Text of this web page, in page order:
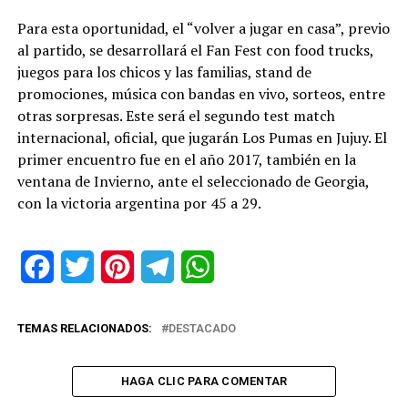
Para esta oportunidad, el “volver a jugar en casa”, previo
al partido, se desarrollará el Fan Fest con food trucks,
juegos para los chicos y las familias, stand de
promociones, música con bandas en vivo, sorteos, entre
otras sorpresas. Este será el segundo test match
internacional, oficial, que jugarán Los Pumas en Jujuy. El
primer encuentro fue en el año 2017, también en la
ventana de Invierno, ante el seleccionado de Georgia,
con la victoria argentina por 45 a 29.
FacebookTwitter PinterestTelegram
TEMAS RELACIONADOS: DESTACADO
HAGA CLIC PARA COMENTAR